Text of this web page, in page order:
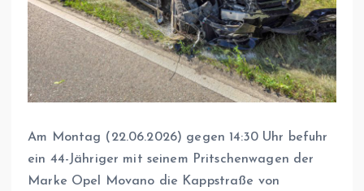
Am Montag (22.06.2026) gegen 14:30 Uhr befuhr
ein 44-Jähriger mit seinem Pritschenwagen der
Marke Opel Movano die Kappstraße von